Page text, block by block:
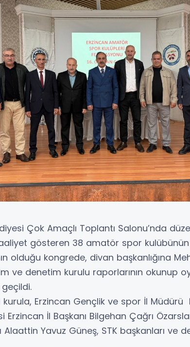
Çok Amaçlı Toplantı Salonu’nda
gösteren 38 amatör spor kulübünün
olduğu kongrede, divan başkanlığına
ve denetim kurulu raporlarının okunup
kurula, Erzincan Gençlik ve spor İl
Erzincan İl Başkanı Bilgehan Çağrı
Alaattin Yavuz Güneş, STK başkanları ve